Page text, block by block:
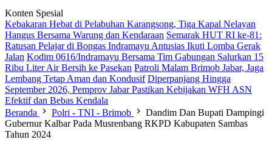
Konten Spesial
Kebakaran Hebat di Pelabuhan Karangsong, Tiga Kapal Nelayan
Hangus Bersama Warung dan Kendaraan Semarak HUT RI ke-81:
Ratusan Pelajar di Bongas Indramayu Antusias Ikuti Lomba Gerak
Jalan Kodim 0616/Indramayu Bersama Tim Gabungan Salurkan 15
Ribu Liter Air Bersih ke Pasekan Patroli Malam Brimob Jabar, Jaga
Lembang Tetap Aman dan Kondusif Diperpanjang Hingga
September 2026, Pemprov Jabar Pastikan Kebijakan WFH ASN
Efektif dan Bebas Kendala
Beranda
Polri - TNI - Brimob
Dandim Dan Bupati Dampingi
Gubernur Kalbar Pada Musrenbang RKPD Kabupaten Sambas
Tahun 2024